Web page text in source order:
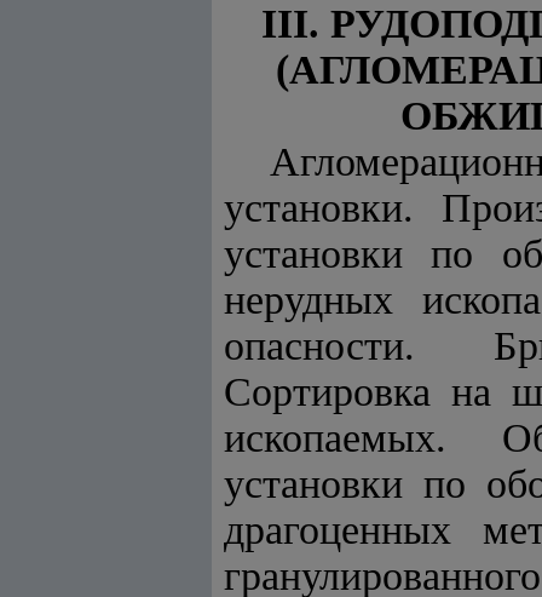
III.
установки.
установки по
нерудных
опасности.
Сортировка на
ископаемых.
установки по
драгоценных